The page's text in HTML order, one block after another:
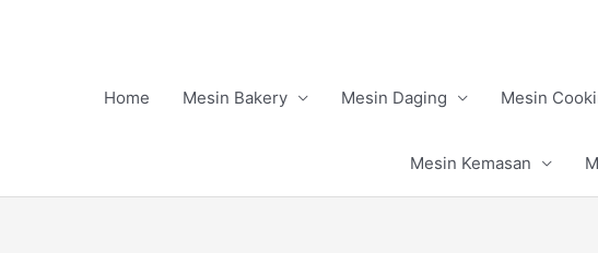
Home
Mesin Bakery Mesin Daging Mesin
Mesin Kemasan